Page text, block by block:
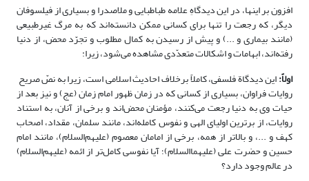
افزون بر اینها، در این دیدگاهِ علامه طباطبایی و ملاصدرا و بسیاری از فیلسوفان
دیگر، که رجعت را تنها برای کسانی ممکن دانسته‌اند که به مرگ غیرطبیعی
(مانند بیماری و ...) و پیش از رسیدن به کمال مطلوب و تجرّد محض، از دنیا
رفته‌اند، ابهامات و اشکالات متعدّدی مشاهده می‌شود، زیرا:
اولاً:این دیدگاة فلسفی، کاملاً برخلاف احادیث اسلامی است، زیرا به نصّ صریح
روایات فراوان، بسیاری از کسانی که در زمان ظهور امام زمان (عج) و نیز بعد از
حیات وی به دنیا رجعت می‌کنند، مؤمنان محض‌اند و برخی از آنان، به استناد
روایات، از برترین اولیای الهی و نفوس کامله‌اند، مانند سلمان، مقداد، اصحاب
کهف و ...، و بالاتر از همه، برخی از امامان معصوم (علیهم‌السلام)، مانند امام
حسین و حضرت علی (علیهما‌السلام)؛ آیا نفوسی کامل‌تر از ائمه (علیهم‌السلام)
در عالم وجود دارد؟